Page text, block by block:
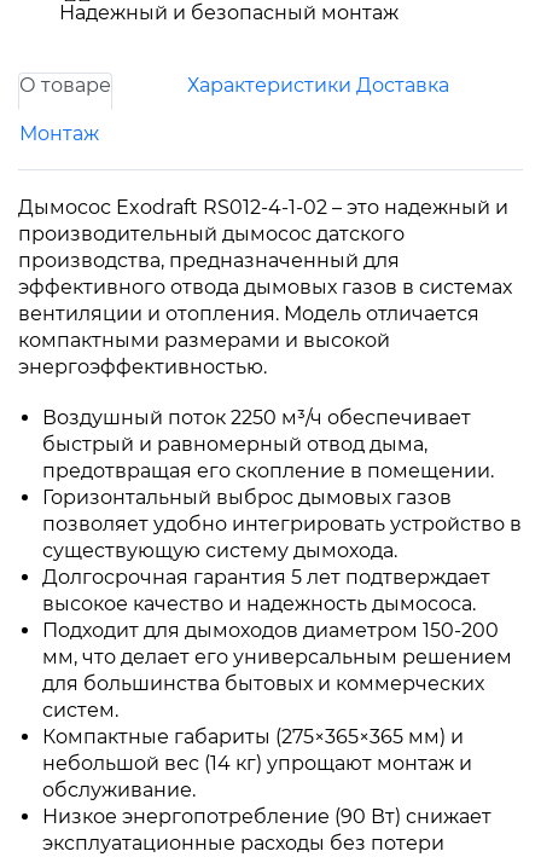
Надежный и безопасный монтаж
О товаре Характеристики Доставка
Монтаж
Дымосос Exodraft RS012-4-1-02 – это надежный и
производительный дымосос датского
производства, предназначенный для
эффективного отвода дымовых газов в системах
вентиляции и отопления. Модель отличается
компактными размерами и высокой
энергоэффективностью.
Воздушный поток 2250 м³/ч обеспечивает
быстрый и равномерный отвод дыма,
предотвращая его скопление в помещении.
Горизонтальный выброс дымовых газов
позволяет удобно интегрировать устройство в
существующую систему дымохода.
Долгосрочная гарантия 5 лет подтверждает
высокое качество и надежность дымососа.
Подходит для дымоходов диаметром 150-200
мм, что делает его универсальным решением
для большинства бытовых и коммерческих
систем.
Компактные габариты (275×365×365 мм) и
небольшой вес (14 кг) упрощают монтаж и
обслуживание.
Низкое энергопотребление (90 Вт) снижает
эксплуатационные расходы без потери